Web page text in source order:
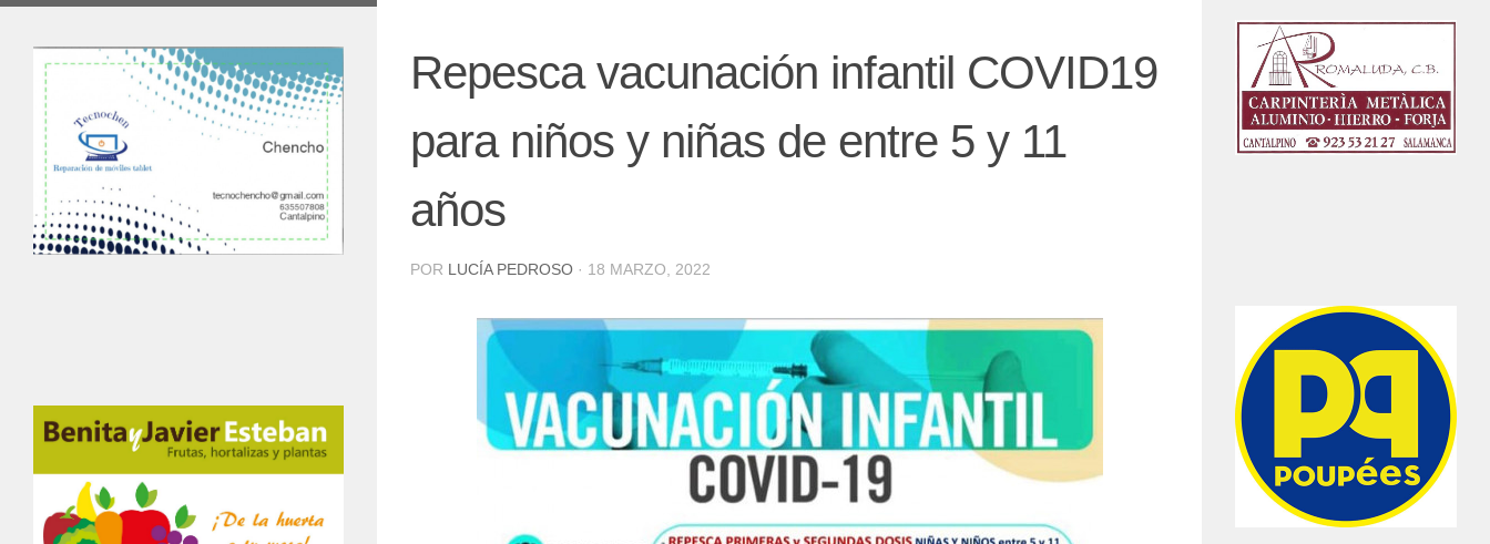
Repesca vacunación infantil COVID19
para niños y niñas de entre 5 y 11
años
POR LUCÍA PEDROSO · 18 MARZO, 2022